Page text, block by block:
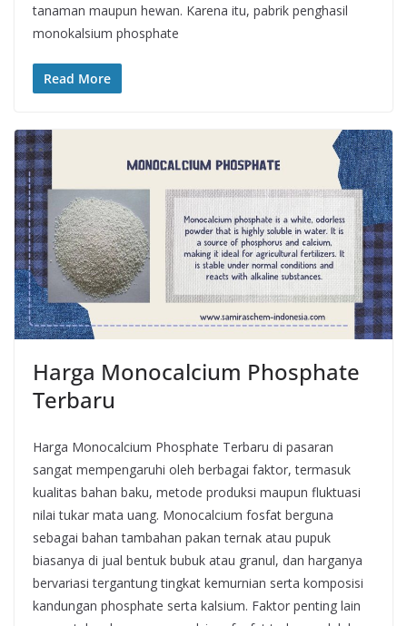
tanaman maupun hewan. Karena itu, pabrik penghasil
monokalsium phosphate
Read More
Harga Monocalcium Phosphate
Terbaru
Harga Monocalcium Phosphate Terbaru di pasaran
sangat mempengaruhi oleh berbagai faktor, termasuk
kualitas bahan baku, metode produksi maupun fluktuasi
nilai tukar mata uang. Monocalcium fosfat berguna
sebagai bahan tambahan pakan ternak atau pupuk
biasanya di jual bentuk bubuk atau granul, dan harganya
bervariasi tergantung tingkat kemurnian serta komposisi
kandungan phosphate serta kalsium. Faktor penting lain